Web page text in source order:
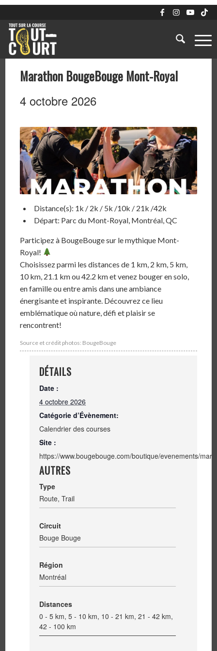
Marathon BougeBouge Mont-Royal
4 octobre 2026
Distance(s): 1k / 2k / 5k /10k / 21k /42k
Départ: Parc du Mont-Royal, Montréal, QC
Participez à BougeBouge sur le mythique Mont-
Royal!
Choisissez parmi les distances de 1 km, 2 km, 5 km,
10 km, 21.1 km ou 42.2 km et venez bouger en solo,
en famille ou entre amis dans une ambiance
énergisante et inspirante. Découvrez ce lieu
emblématique où nature, défi et plaisir se
rencontrent!
Source et crédit photos: BougeBouge
DÉTAILS
Date :
4 octobre 2026
Catégorie d’Évènement:
Calendrier des courses
Site :
https://www.bougebouge.com/boutique/evenements/
AUTRES
Type
Route, Trail
Circuit
Bouge Bouge
Région
Montréal
Distances
0 - 5 km, 5 - 10 km, 10 - 21 km, 21 - 42 km,
42 - 100 km